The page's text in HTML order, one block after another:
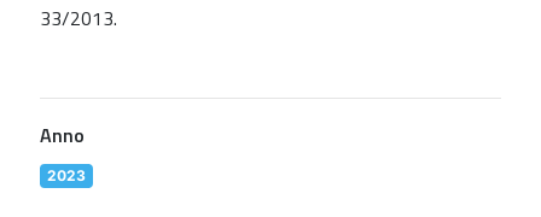
33/2013.
Anno
2023